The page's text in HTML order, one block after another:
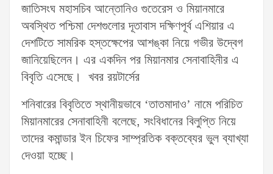
জাতিসংঘ মহাসচিব আন্তোনিও গুতেরেস ও মিয়ানমারে
অবস্থিত পশ্চিমা দেশগুলোর দূতাবাস দক্ষিণপূর্ব এশিয়ার এ
দেশটিতে সামরিক হস্তক্ষেপের আশঙ্কা নিয়ে গভীর উদ্বেগ
জানিয়েছিলেন। এর একদিন পর মিয়ানমার সেনাবাহিনীর এ
বিবৃতি এসেছে। খবর রয়টার্সের
শনিবারের বিবৃতিতে স্থানীয়ভাবে ‘তাতমাদাও’ নামে পরিচিত
মিয়ানমারের সেনাবাহিনী বলেছে, সংবিধানের বিলুপ্তি নিয়ে
তাদের কমান্ডার ইন চিফের সাম্প্রতিক বক্তব্যের ভুল ব্যাখ্যা
দেওয়া হচ্ছে।